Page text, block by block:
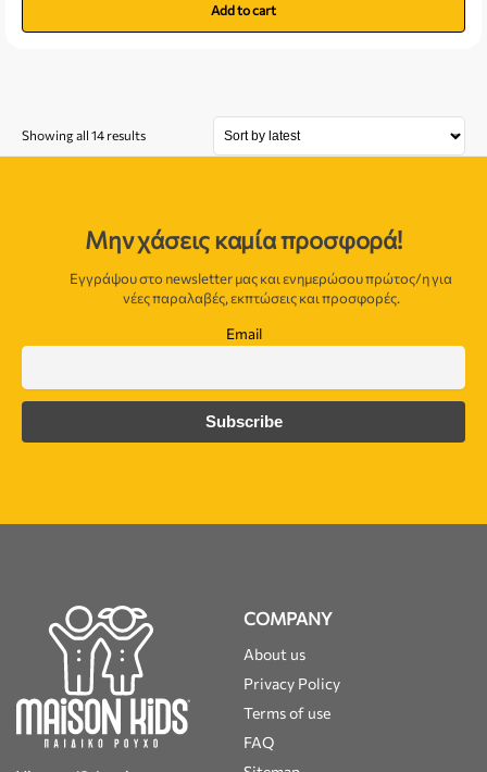
Add to cart
Showing all 14 results
Μην χάσεις καμία προσφορά!
Εγγράψου στο newsletter μας και ενημερώσου πρώτος/η για
νέες παραλαβές, εκπτώσεις και προσφορές.
Email
COMPANY
About us
Privacy Policy
Terms of use
FAQ